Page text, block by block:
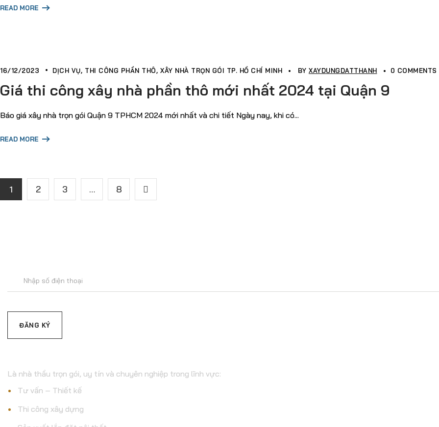
READ MORE
16/12/2023 DỊCH VỤ THI CÔNG PHẦN THÔ XÂY NHÀ TRỌN GÓI TP. HỒ CHÍ MINH BY XAYDUNGDATTHANH 0 COMMENTS
Giá thi công xây nhà phần thô mới nhất 2024 tại Quận 9
Báo giá xây nhà trọn gói Quận 9 TPHCM 2024 mới nhất và chi tiết Ngày nay, khi có...
READ MORE
1 2 3 … 8
Đăng
ký
Là nhà thầu trọn gói, uy tín và chuyên nghiệp trong lĩnh vực:
Tư vấn – Thiết kế
Thi công xây dựng